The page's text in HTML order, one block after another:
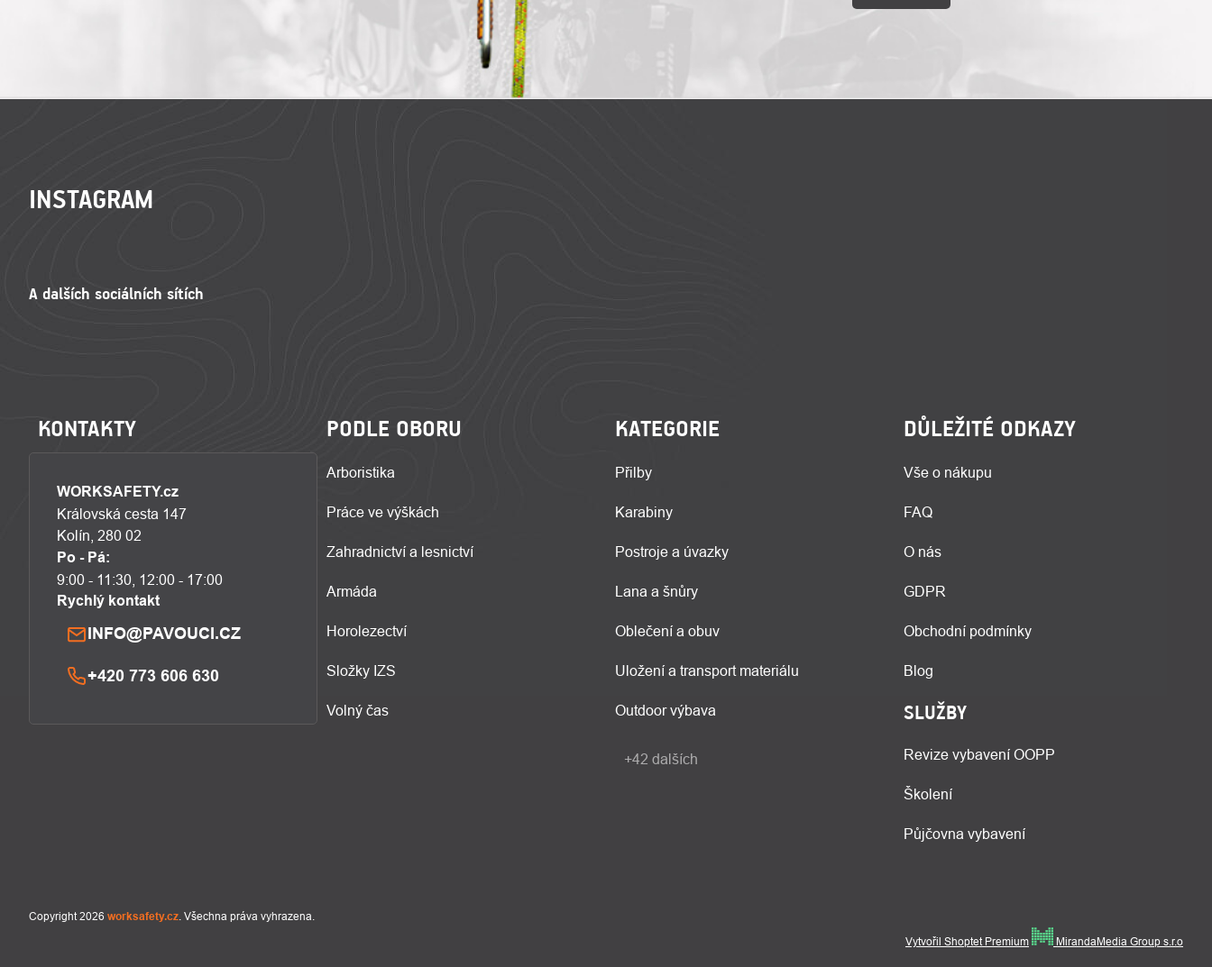
INSTAGRAM
KONTAKTY
WORKSAFETY.cz
Královská cesta 147
Kolín, 280 02
Po - Pá:
9:00 - 11:30, 12:00 - 17:00
Rychlý kontakt
INFO@PAVOUCI.CZ
+420 773 606 630
PODLE OBORU
Arboristika
Práce ve výškách
Zahradnictví a lesnictví
Armáda
Horolezectví
Složky IZS
Volný čas
KATEGORIE
Přilby
Karabiny
Postroje a úvazky
Lana a šnůry
Oblečení a obuv
Uložení a transport materiálu
Outdoor výbava
+42 dalších
DŮLEŽITÉ ODKAZY
Vše o nákupu
FAQ
O nás
GDPR
Obchodní podmínky
Blog
SLUŽBY
Revize vybavení OOPP
Školení
Půjčovna vybavení
Vytvořil Shoptet Premium MirandaMedia Group s.r.o
Copyright 2026 worksafety.cz. Všechna práva vyhrazena.